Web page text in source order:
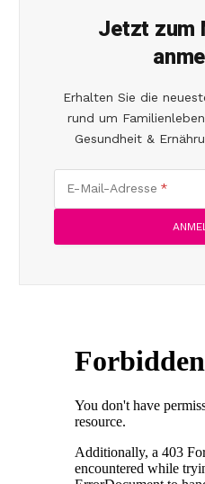
Jetzt zum
Erhalten Sie die
rund um
Gesundheit &
E-Mail-Adresse